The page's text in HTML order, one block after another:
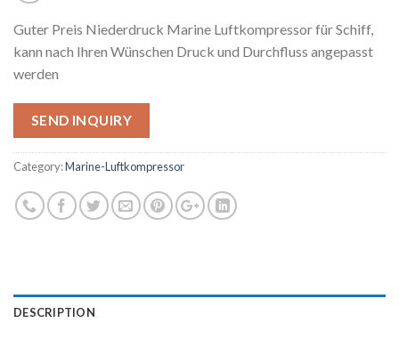
Guter Preis Niederdruck Marine Luftkompressor für Schiff,
kann nach Ihren Wünschen Druck und Durchfluss angepasst
werden
SEND INQUIRY
Category:Marine-Luftkompressor
DESCRIPTION